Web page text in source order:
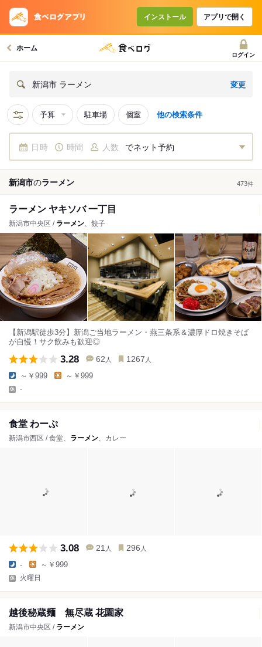
インストール アプリで開く
ホーム
ログイン
新潟市 ラーメン 変更
予算 駐車場 個室 他の検索条件
日時 時間 人数 でネット予約
新潟市のラーメン 473件
ラーメン ヤキソバ 一丁目
新潟市中央区 / ラーメン、餃子
【新潟駅徒歩3分】新潟ご当地ラーメン・燕三条系＆濃厚ドロ焼きそば
が自慢！サク飲みも歓迎◎
3.28 62 人 1267 人
～￥999 ～￥999
-
食堂 わーぷ
新潟市西区 / 食堂、 ラーメン、カレー
3.08 21 人 296 人
- ～￥999
火曜日
越後秘蔵麺 無尽蔵 花園家
新潟市中央区 / ラーメン